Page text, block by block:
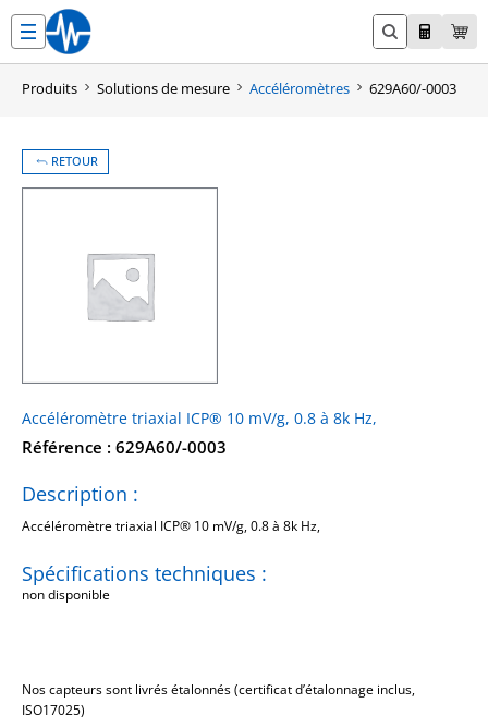
contenu
Produits Solutions de mesure Accéléromètres 629A60/-0003
RETOUR
Accéléromètre triaxial ICP® 10 mV/g, 0.8 à 8k Hz,
Référence : 629A60/-0003
Spécifications techniques :
non disponible
Description :
Accéléromètre triaxial ICP® 10 mV/g, 0.8 à 8k Hz,
Nos capteurs sont livrés étalonnés (certificat d’étalonnage inclus,
ISO17025)